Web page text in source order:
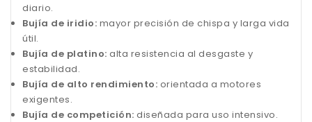
diario.
Bujía de iridio: mayor precisión de chispa y larga vida
útil.
Bujía de platino: alta resistencia al desgaste y
estabilidad.
Bujía de alto rendimiento: orientada a motores
exigentes.
Bujía de competición: diseñada para uso intensivo.